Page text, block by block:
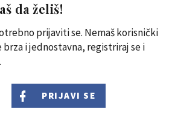
da želiš!
prijaviti se. Nemaš korisnički
brza i jednostavna, registriraj se i
PRIJAVI SE